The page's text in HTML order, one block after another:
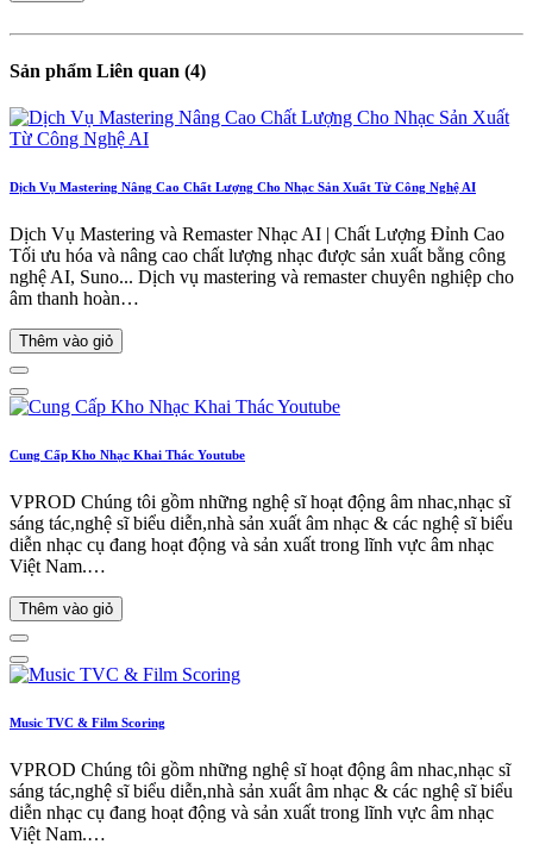
Sản phẩm Liên quan (4)
Dịch Vụ Mastering Nâng Cao Chất Lượng Cho Nhạc Sản Xuất Từ Công Nghệ AI
Dịch Vụ Mastering và Remaster Nhạc AI | Chất Lượng Đỉnh Cao
Tối ưu hóa và nâng cao chất lượng nhạc được sản xuất bằng công
nghệ AI, Suno... Dịch vụ mastering và remaster chuyên nghiệp cho
âm thanh hoàn…
Thêm vào giỏ
Cung Cấp Kho Nhạc Khai Thác Youtube
VPROD Chúng tôi gồm những nghệ sĩ hoạt động âm nhac,nhạc sĩ
sáng tác,nghệ sĩ biểu diễn,nhà sản xuất âm nhạc & các nghệ sĩ biểu
diễn nhạc cụ đang hoạt động và sản xuất trong lĩnh vực âm nhạc
Việt Nam.…
Thêm vào giỏ
Music TVC & Film Scoring
VPROD Chúng tôi gồm những nghệ sĩ hoạt động âm nhac,nhạc sĩ
sáng tác,nghệ sĩ biểu diễn,nhà sản xuất âm nhạc & các nghệ sĩ biểu
diễn nhạc cụ đang hoạt động và sản xuất trong lĩnh vực âm nhạc
Việt Nam.…